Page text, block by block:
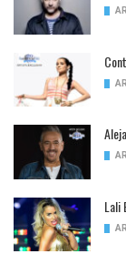
Lali